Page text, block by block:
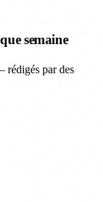
semaine
rédigés par des